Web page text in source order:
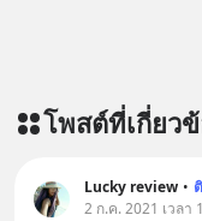
โพสต์ที่เกี่ยว
Lucky review •
2 ก.ค. 2021 เวลา